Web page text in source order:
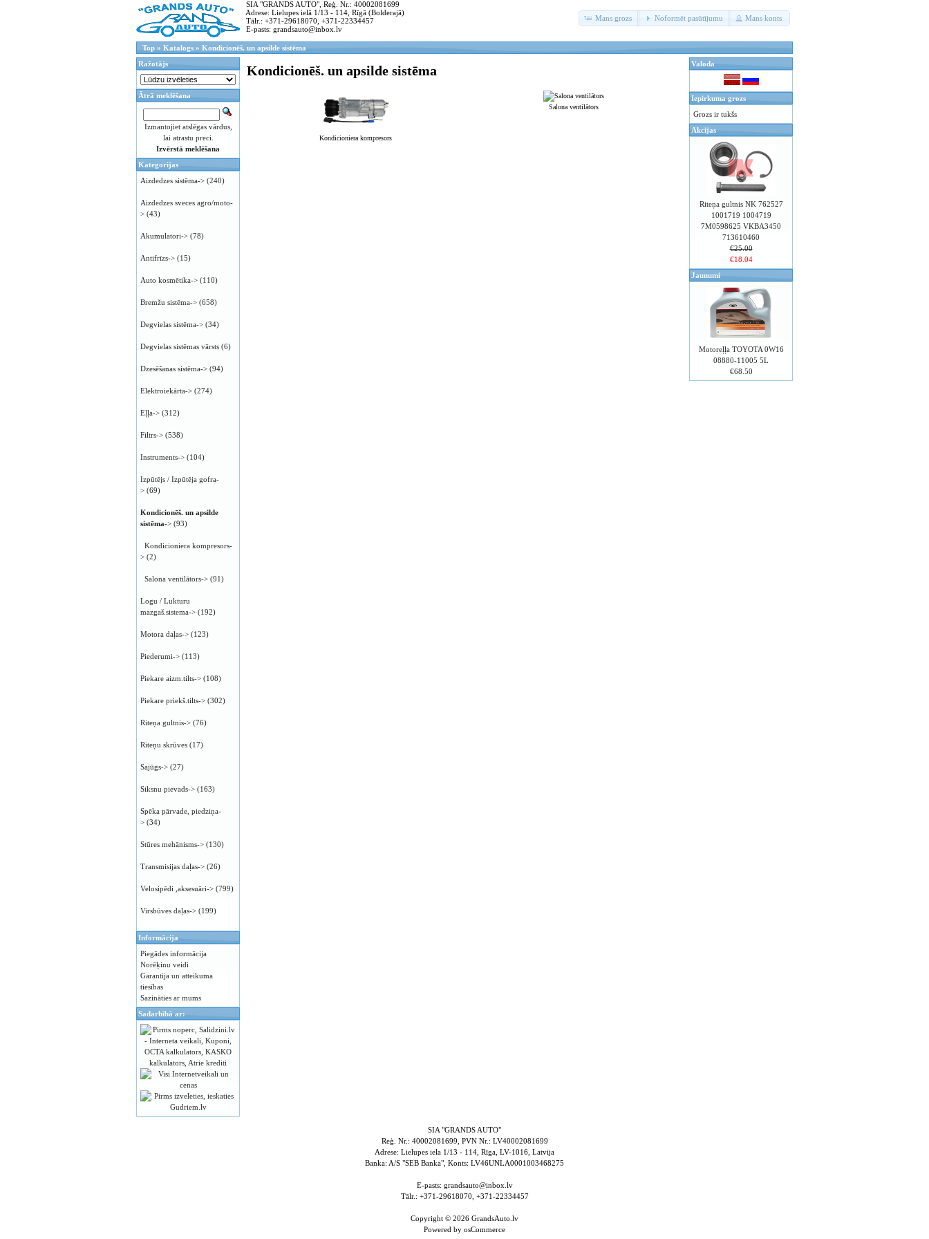
Mans grozs Noformēt pasūtījumu Mans konts
SIA "GRANDS AUTO", Reģ. Nr.: 40002081699
Adrese: Lielupes ielā 1/13 - 114, Rīgā (Bolderajā)
Tālr.: +371-29618070, +371-22334457
E-pasts: grandsauto@inbox.lv
Top » Katalogs » Kondicionēš. un apsilde sistēma
Kondicionēš. un apsilde sistēma
Kondicioniera kompresors
Salona ventilātors
Ražotājs
Ātrā meklēšana
Izmantojiet atslēgas vārdus,
lai atrastu preci.
Izvērstā meklēšana
Kategorijas
Aizdedzes sistēma-> (240)
Aizdedzes sveces agro/moto-
> (43)
Akumulatori-> (78)
Antifrīzs-> (15)
Auto kosmētika-> (110)
Bremžu sistēma-> (658)
Degvielas sistēma-> (34)
Degvielas sistēmas vārsts (6)
Dzesēšanas sistēma-> (94)
Elektroiekārta-> (274)
Eļļa-> (312)
Filtrs-> (538)
Instruments-> (104)
Izpūtējs / Izpūtēja gofra-
> (69)
Kondicionēš. un apsilde
sistēma-> (93)
Kondicioniera kompresors-
> (2)
Salona ventilātors-> (91)
Logu / Lukturu
mazgaš.sistema-> (192)
Motora daļas-> (123)
Piederumi-> (113)
Piekare aizm.tilts-> (108)
Piekare priekš.tilts-> (302)
Riteņa gultnis-> (76)
Riteņu skrūves (17)
Sajūgs-> (27)
Siksnu pievads-> (163)
Spēka pārvade, piedziņa-
> (34)
Stūres mehānisms-> (130)
Transmisijas daļas-> (26)
Velosipēdi ,aksesuāri-> (799)
Virsbūves daļas-> (199)
Informācija
Piegādes informācija
Norēķinu veidi
Garantija un atteikuma
tiesības
Sazināties ar mums
Sadarbībā ar:
Valoda
Iepirkuma grozs
Grozs ir tukšs
Akcijas
Riteņa gultnis NK 762527
1001719 1004719
7M0598625 VKBA3450
713610460
€25.00
€18.04
Jaunumi
Motoreļļa TOYOTA 0W16
08880-11005 5L
€68.50
SIA "GRANDS AUTO"
Reģ. Nr.: 40002081699, PVN Nr.: LV40002081699
Adrese: Lielupes iela 1/13 - 114, Rīga, LV-1016, Latvija
Banka: A/S "SEB Banka", Konts: LV46UNLA0001003468275
E-pasts: grandsauto@inbox.lv
Tālr.: +371-29618070, +371-22334457
Copyright © 2026 GrandsAuto.lv
Powered by osCommerce